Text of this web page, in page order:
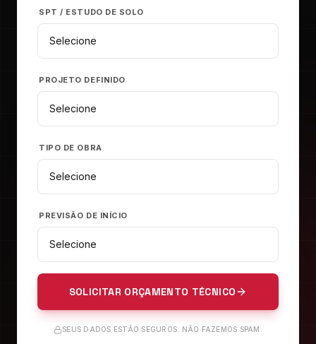
SPT / ESTUDO DE SOLO
PROJETO DEFINIDO
TIPO DE OBRA
PREVISÃO DE INÍCIO
SOLICITAR ORÇAMENTO TÉCNICO
SEUS DADOS ESTÃO SEGUROS. NÃO FAZEMOS SPAM.